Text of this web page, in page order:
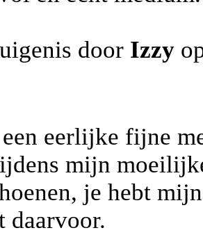
door Izzy
eerlijke fijne
mijn
je hebt
daarvoor.